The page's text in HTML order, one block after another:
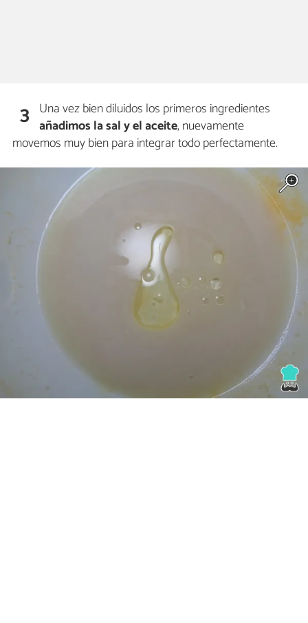
3 Una vez bien diluidos los primeros ingredientes
añadimos la sal y el aceite, nuevamente
movemos muy bien para integrar todo perfectamente.